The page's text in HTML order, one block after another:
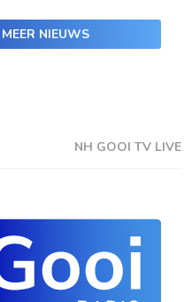
NIEUWS
NH GOOI TV LIVE